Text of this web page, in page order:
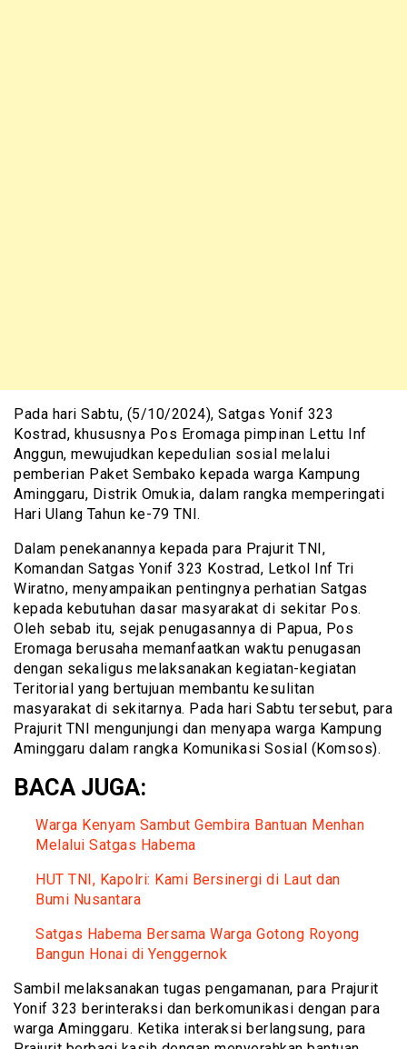
Pada hari Sabtu, (5/10/2024), Satgas Yonif 323
Kostrad, khususnya Pos Eromaga pimpinan Lettu Inf
Anggun, mewujudkan kepedulian sosial melalui
pemberian Paket Sembako kepada warga Kampung
Aminggaru, Distrik Omukia, dalam rangka memperingati
Hari Ulang Tahun ke-79 TNI.
Dalam penekanannya kepada para Prajurit TNI,
Komandan Satgas Yonif 323 Kostrad, Letkol Inf Tri
Wiratno, menyampaikan pentingnya perhatian Satgas
kepada kebutuhan dasar masyarakat di sekitar Pos.
Oleh sebab itu, sejak penugasannya di Papua, Pos
Eromaga berusaha memanfaatkan waktu penugasan
dengan sekaligus melaksanakan kegiatan-kegiatan
Teritorial yang bertujuan membantu kesulitan
masyarakat di sekitarnya. Pada hari Sabtu tersebut, para
Prajurit TNI mengunjungi dan menyapa warga Kampung
Aminggaru dalam rangka Komunikasi Sosial (Komsos).
BACA JUGA:
Warga Kenyam Sambut Gembira Bantuan Menhan
Melalui Satgas Habema
HUT TNI, Kapolri: Kami Bersinergi di Laut dan
Bumi Nusantara
Satgas Habema Bersama Warga Gotong Royong
Bangun Honai di Yenggernok
Sambil melaksanakan tugas pengamanan, para Prajurit
Yonif 323 berinteraksi dan berkomunikasi dengan para
warga Aminggaru. Ketika interaksi berlangsung, para